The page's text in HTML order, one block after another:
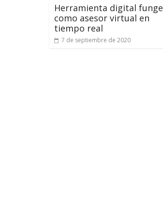
Herramienta digital funge
como asesor virtual en
tiempo real
7 de septiembre de 2020